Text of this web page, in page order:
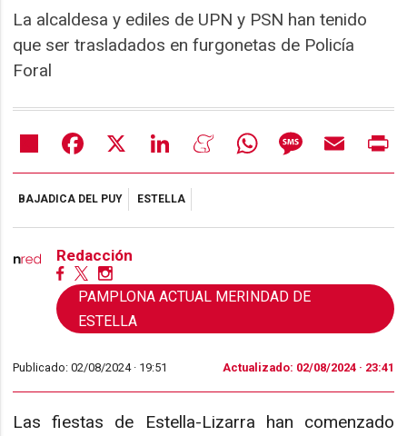
La alcaldesa y ediles de UPN y PSN han tenido
que ser trasladados en furgonetas de Policía
Foral
Share Facebook LinkedIn MeneameWhatsAppMessageEmail
BAJADICA DEL PUY ESTELLA
Redacción
PAMPLONA ACTUAL MERINDAD DE
ESTELLA
Publicado: 02/08/2024 · 19:51 Actualizado: 02/08/2024 · 23:41
Las fiestas de Estella-Lizarra han comenzado